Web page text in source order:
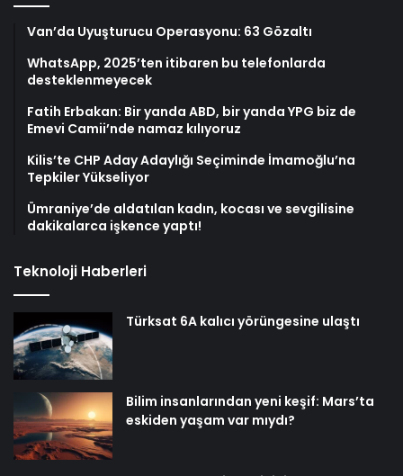
Van’da Uyuşturucu Operasyonu: 63 Gözaltı
WhatsApp, 2025’ten itibaren bu telefonlarda
desteklenmeyecek
Fatih Erbakan: Bir yanda ABD, bir yanda YPG biz de
Emevi Camii’nde namaz kılıyoruz
Kilis’te CHP Aday Adaylığı Seçiminde İmamoğlu’na
Tepkiler Yükseliyor
Ümraniye’de aldatılan kadın, kocası ve sevgilisine
dakikalarca işkence yaptı!
Teknoloji Haberleri
Türksat 6A kalıcı yörüngesine ulaştı
Bilim insanlarından yeni keşif: Mars’ta
eskiden yaşam var mıydı?